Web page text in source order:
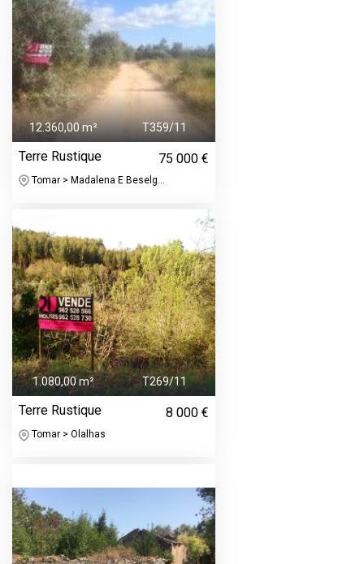
12.360,00 m² T359/11
Terre Rustique 75 000 €
Tomar > Madalena E Beselg...
1.080,00 m² T269/11
Terre Rustique 8 000 €
Tomar > Olalhas